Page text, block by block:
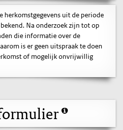
herkomstgegevens uit de periode
Na onderzoek zijn tot op
die informatie over de
is er geen uitspraak te doen
of mogelijk onvrijwillig